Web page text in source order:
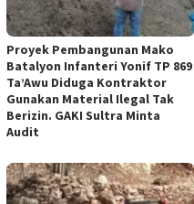
Proyek Pembangunan Mako
Batalyon Infanteri Yonif TP 869
Ta’Awu Diduga Kontraktor
Gunakan Material Ilegal Tak
Berizin. GAKI Sultra Minta
Audit